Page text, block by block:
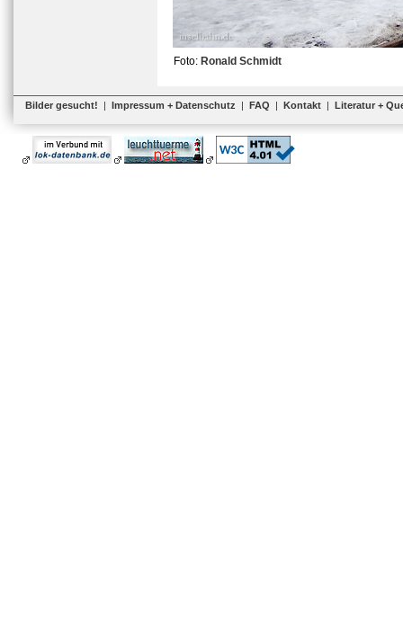
Foto: Ronald Schmidt
Bilder gesucht! | Impressum + Datenschutz | FAQ | Kontakt | Literatur +